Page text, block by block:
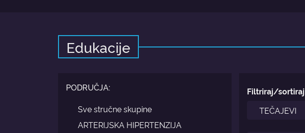
Edukacije
PODRUČJA:
Sve stručne skupine
ARTERIJSKA HIPERTENZIJA
Filtriraj/sortiraj
TEČAJEVI